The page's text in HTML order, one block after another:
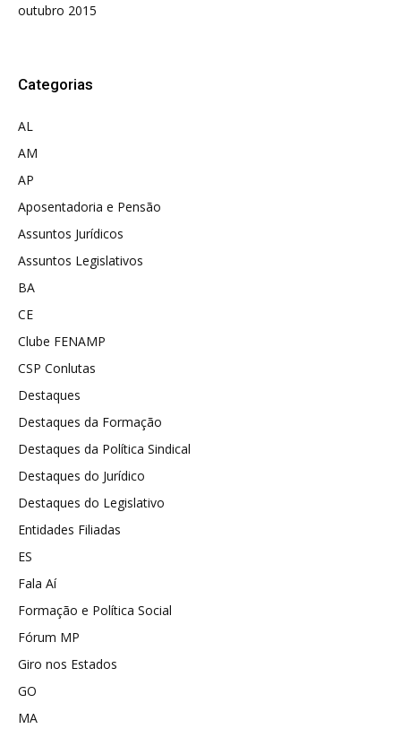
outubro 2015
Categorias
AL
AM
AP
Aposentadoria e Pensão
Assuntos Jurídicos
Assuntos Legislativos
BA
CE
Clube FENAMP
CSP Conlutas
Destaques
Destaques da Formação
Destaques da Política Sindical
Destaques do Jurídico
Destaques do Legislativo
Entidades Filiadas
ES
Fala Aí
Formação e Política Social
Fórum MP
Giro nos Estados
GO
MA